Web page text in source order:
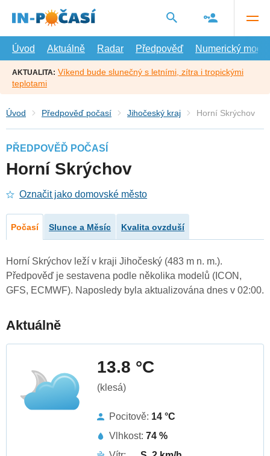
hlavní
Úvod
Aktuálně Radar Předpověď Numerický model
AKTUALITA: Víkend bude slunečný s letními, zítra i tropickými
teplotami
Úvod Předpověď počasí Jihočeský kraj Horní Skrýchov
PŘEDPOVĚĎ POČASÍ
Horní Skrýchov
Označit jako domovské město
Počasí Slunce a Měsíc Kvalita ovzduší
Horní Skrýchov leží v kraji Jihočeský (483 m n. m.).
Předpověď je sestavena podle několika modelů (ICON,
GFS, ECMWF). Naposledy byla aktualizována dnes v 02:00.
Aktuálně
13.8 °C
(klesá)
Pocitově: 14 °C
Vlhkost: 74 %